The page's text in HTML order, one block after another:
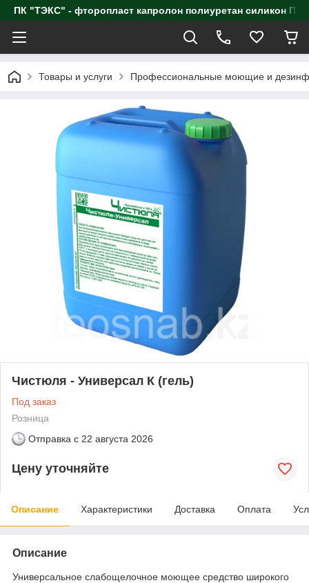
ПК "ТЭКС" - фторопласт капролон полиуретан
Товары и услуги Профессиональные моющие и
Чистюля - Универсал К (гель)
Под заказ
Розница
Отправка с 22 августа 2026
Цену уточняйте
Описание Характеристики Доставка Оплата
Описание
Универсальное слабощелочное моющее средство широкого